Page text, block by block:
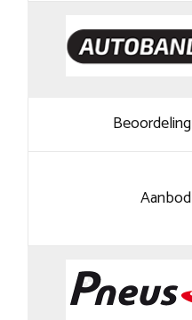
Beoordeling
Aanbod